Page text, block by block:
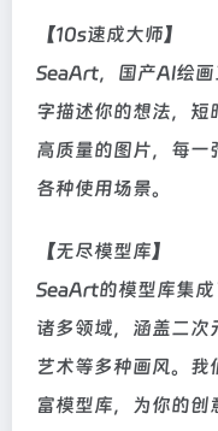
【10s速成大师】
SeaArt，国产AI绘
字描述你的想法，短
高质量的图片，每一
各种使用场景。
【无尽模型库】
SeaArt的模型库集
诸多领域，涵盖二次
艺术等多种画风。
富模型库，为你的